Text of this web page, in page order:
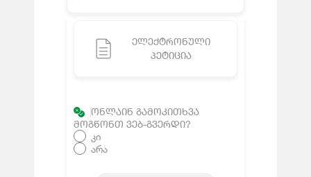
ᲔᲚᲔᲥᲢᲠᲝᲜᲣᲚᲘ
ᲞᲔᲢᲘᲪᲘᲐ
ᲝᲜᲚᲐᲘᲜ ᲒᲐᲛᲝᲙᲘᲗᲮᲕᲐ
ᲛᲝᲒᲬᲝᲜᲗ ᲕᲔᲑ-ᲒᲕᲔᲠᲓᲘ?
კი
არა